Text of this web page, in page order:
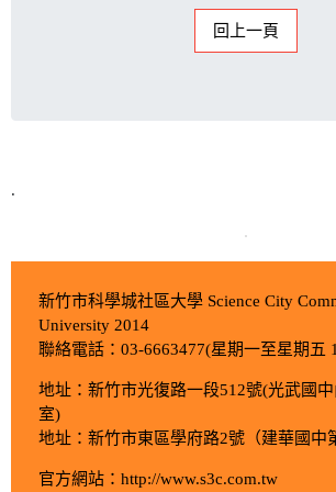
回上一頁
.
新竹市科學城社區大學 Science City
University 2014
聯絡電話：03-6663477(星期一至星期五
地址：新竹市光復路一段512號(光武國
室)
地址：新竹市東區學府路2號（建華國中
官方網站：http://www.s3c.com.tw